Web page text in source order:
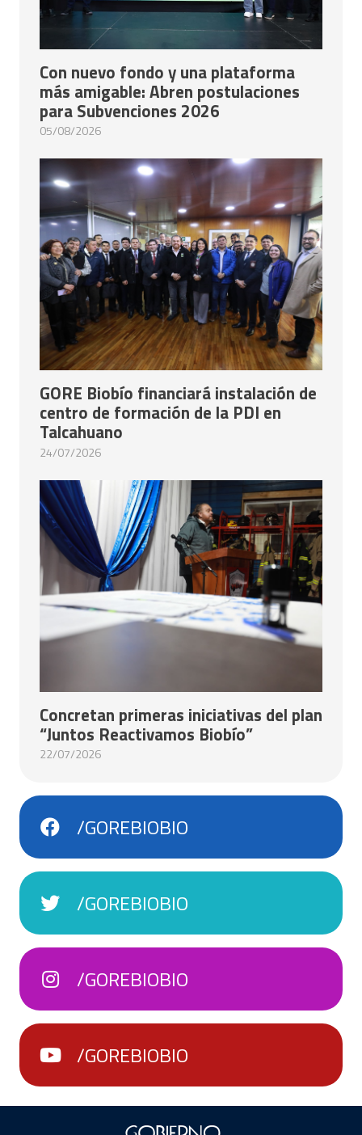
Con nuevo fondo y una plataforma
más amigable: Abren postulaciones
para Subvenciones 2026
05/08/2026
GORE Biobío financiará instalación de
centro de formación de la PDI en
Talcahuano
24/07/2026
Concretan primeras iniciativas del plan
“Juntos Reactivamos Biobío”
22/07/2026
/GOREBIOBIO
/GOREBIOBIO
/GOREBIOBIO
/GOREBIOBIO